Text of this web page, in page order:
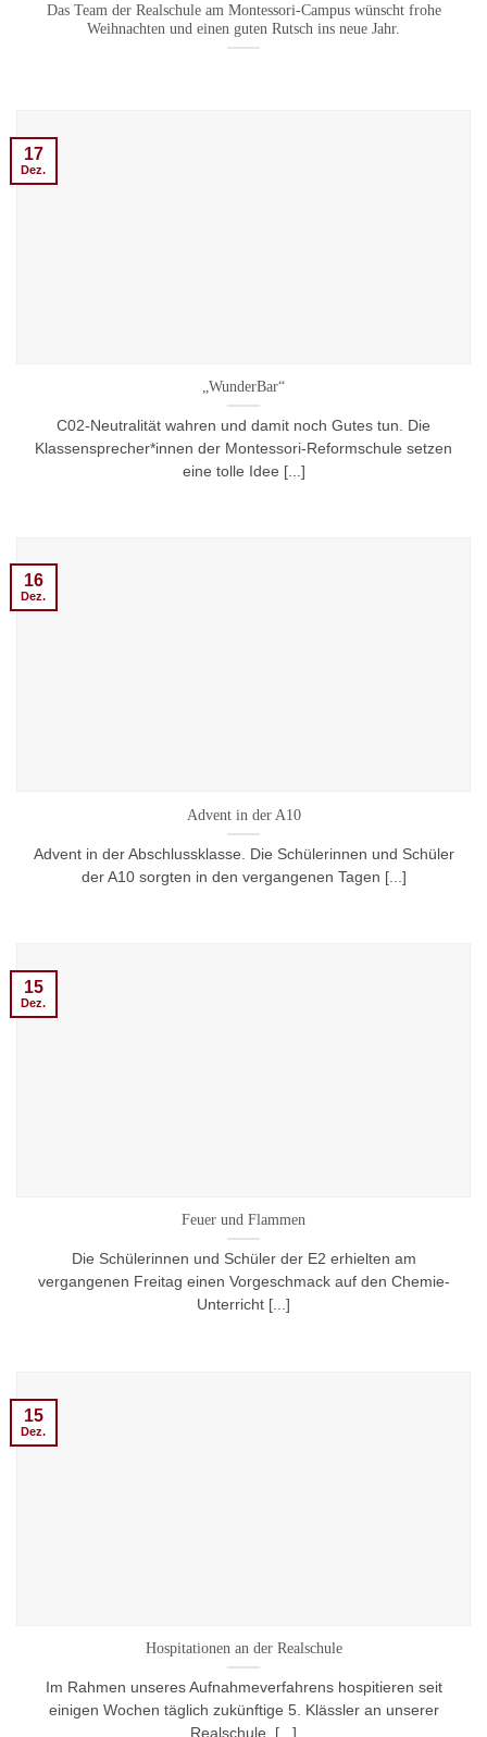
Das Team der Realschule am Montessori-Campus wünscht frohe
Weihnachten und einen guten Rutsch ins neue Jahr.
„WunderBar“
C02-Neutralität wahren und damit noch Gutes tun. Die
Klassensprecher*innen der Montessori-Reformschule setzen
eine tolle Idee [...]
17
Dez.
Advent in der A10
Advent in der Abschlussklasse. Die Schülerinnen und Schüler
der A10 sorgten in den vergangenen Tagen [...]
16
Dez.
Feuer und Flammen
Die Schülerinnen und Schüler der E2 erhielten am
vergangenen Freitag einen Vorgeschmack auf den Chemie-
Unterricht [...]
15
Dez.
Hospitationen an der Realschule
Im Rahmen unseres Aufnahmeverfahrens hospitieren seit
einigen Wochen täglich zukünftige 5. Klässler an unserer
Realschule. [...]
15
Dez.